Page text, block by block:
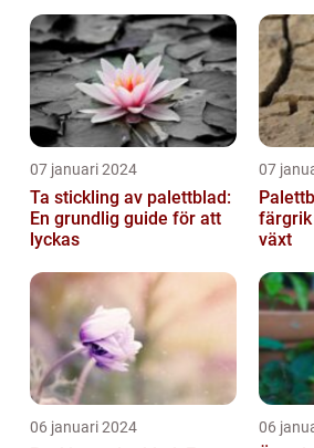
07 januari 2024
Ta stickling av palettblad:
En grundlig guide för att
lyckas
07
färgrik
växt
06 januari 2024 06